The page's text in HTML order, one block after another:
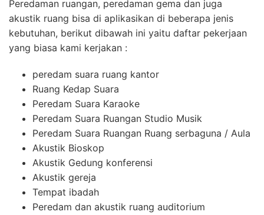
Peredaman ruangan, peredaman gema dan juga
akustik ruang bisa di aplikasikan di beberapa jenis
kebutuhan, berikut dibawah ini yaitu daftar pekerjaan
yang biasa kami kerjakan :
peredam suara ruang kantor
Ruang Kedap Suara
Peredam Suara Karaoke
Peredam Suara Ruangan Studio Musik
Peredam Suara Ruangan Ruang serbaguna / Aula
Akustik Bioskop
Akustik Gedung konferensi
Akustik gereja
Tempat ibadah
Peredam dan akustik ruang auditorium